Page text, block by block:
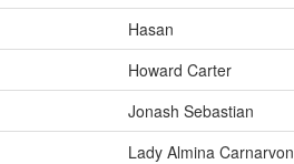
Hasan
Howard Carter
Jonash Sebastian
Lady Almina Carnarvon